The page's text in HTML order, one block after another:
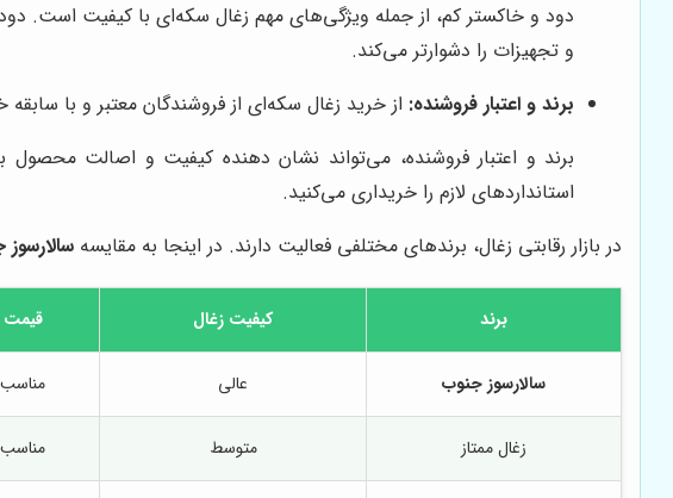
دود و خاکستر کم، از جمله ویژگی‌های مهم زغال سکه‌ای با کیفیت است.
و تجهیزات را دشوارتر می‌کند.
برند و اعتبار فروشنده: از خرید زغال سکه‌ای از فروشندگان معتبر و با
برند و اعتبار فروشنده، می‌تواند نشان دهنده کیفیت و اصالت
استانداردهای لازم را خریداری می‌کنید.
در بازار رقابتی زغال، برندهای مختلفی فعالیت دارند. در اینجا به مقایسه
برند کیفیت زغال قیمت
سالارسوز جنوب عالی مناسب
زغال ممتاز متوسط مناسب